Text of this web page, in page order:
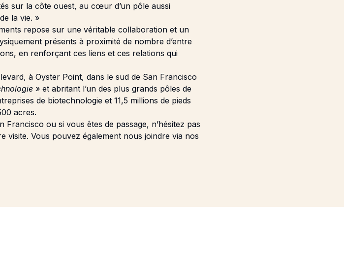
sur la côte ouest, au cœur d’un pôle aussi
la vie. »
repose sur une véritable collaboration et un
présents à proximité de nombre d’entre
en renforçant ces liens et ces relations qui
à Oyster Point, dans le sud de San Francisco
»et abritant l’un des plus grands pôles de
de biotechnologie et 11,5 millions de pieds
acres.
ou si vous êtes de passage, n’hésitez pas
Vous pouvez également nous joindre via nos